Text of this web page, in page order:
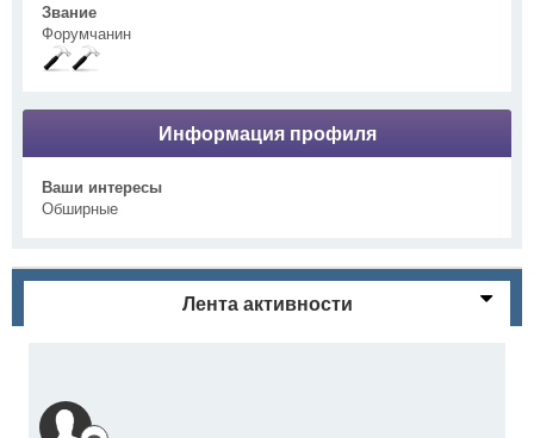
Звание
Форумчанин
Информация профиля
Ваши интересы
Обширные
Лента активности